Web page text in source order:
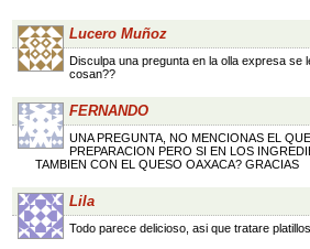
Lucero Muñoz
Disculpa una pregunta en la olla expresa se
cosan??
FERNANDO
UNA PREGUNTA, NO MENCIONAS EL
PREPARACION PERO SI EN LOS
TAMBIEN CON EL QUESO OAXACA? GRACIAS
Lila
Todo parece delicioso, asi que tratare